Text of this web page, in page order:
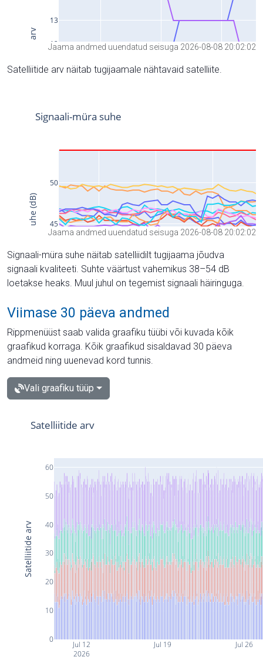
Jaama andmed uuendatud seisuga 2026-08-08 20:02:02
Satelliitide arv näitab tugijaamale nähtavaid satelliite.
Jaama andmed uuendatud seisuga 2026-08-08 20:02:02
Signaali-müra suhe näitab satelliidilt tugijaama jõudva
signaali kvaliteeti. Suhte väärtust vahemikus 38–54 dB
loetakse heaks. Muul juhul on tegemist signaali häiringuga.
Viimase 30 päeva andmed
Rippmenüüst saab valida graafiku tüübi või kuvada kõik
graafikud korraga. Kõik graafikud sisaldavad 30 päeva
andmeid ning uuenevad kord tunnis.
Vali graafiku tüüp
Jul 12
2026
Jul 19 Jul 26
0
10
20
30
40
50
60
Satelliitide arv
Satelliitide arv